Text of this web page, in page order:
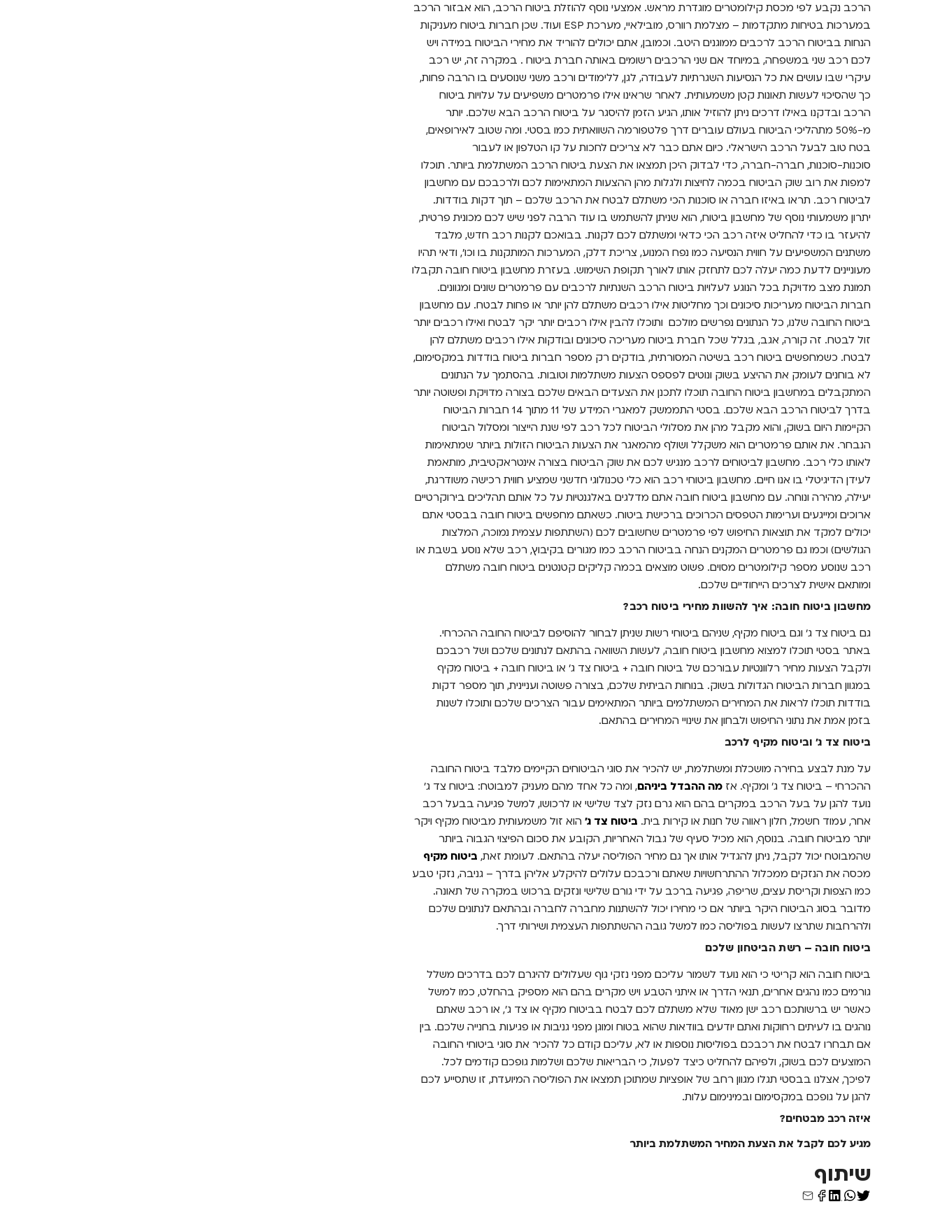
הרכב נקבע לפי מכסת קילומטרים מוגדרת מראש. אמצעי נוסף להוזלת ביטוח הרכב, הוא אבזור הרכב
במערכות בטיחות מתקדמות – מצלמת רוורס, מובילאיי, מערכת ESP ועוד. שכן חברות ביטוח מעניקות
הנחות בביטוח הרכב לרכבים ממוגנים היטב. וכמובן, אתם יכולים להוריד את מחירי הביטוח במידה ויש
לכם רכב שני במשפחה, במיוחד אם שני הרכבים רשומים באותה חברת ביטוח . במקרה זה, יש רכב
עיקרי שבו עושים את כל הנסיעות השגרתיות לעבודה, לגן, ללימודים ורכב משני שנוסעים בו הרבה פחות,
כך שהסיכוי לעשות תאונות קטן משמעותית. לאחר שראינו אילו פרמטרים משפיעים על עלויות ביטוח
הרכב ובדקנו באילו דרכים ניתן להוזיל אותו, הגיע הזמן להיסגר על ביטוח הרכב הבא שלכם. יותר
מ-50% מתהליכי הביטוח בעולם עוברים דרך פלטפורמה השוואתית כמו בסטי. ומה שטוב לאירופאים,
בטח טוב לבעל הרכב הישראלי. כיום אתם כבר לא צריכים לחכות על קו הטלפון או לעבור
סוכנות-סוכנות, חברה-חברה, כדי לבדוק היכן תמצאו את הצעת ביטוח הרכב המשתלמת ביותר. תוכלו
למפות את רוב שוק הביטוח בכמה לחיצות ולגלות מהן ההצעות המתאימות לכם ולרכבכם עם מחשבון
לביטוח רכב. תראו באיזו חברה או סוכנות הכי משתלם לבטח את הרכב שלכם – תוך דקות בודדות.
יתרון משמעותי נוסף של מחשבון ביטוח, הוא שניתן להשתמש בו עוד הרבה לפני שיש לכם מכונית פרטית,
להיעזר בו כדי להחליט איזה רכב הכי כדאי ומשתלם לכם לקנות. בבואכם לקנות רכב חדש, מלבד
משתנים המשפיעים על חווית הנסיעה כמו נפח המנוע, צריכת דלק, המערכות המותקנות בו וכו', ודאי תהיו
מעוניינים לדעת כמה יעלה לכם לתחזק אותו לאורך תקופת השימוש. בעזרת מחשבון ביטוח חובה תקבלו
תמונת מצב מדויקת בכל הנוגע לעלויות ביטוח הרכב השנתיות לרכבים עם פרמטרים שונים ומגוונים.
חברות הביטוח מעריכות סיכונים וכך מחליטות אילו רכבים משתלם להן יותר או פחות לבטח. עם מחשבון
ביטוח החובה שלנו, כל הנתונים נפרשים מולכם ותוכלו להבין אילו רכבים יותר יקר לבטח ואילו רכבים יותר
זול לבטח. זה קורה, אגב, בגלל שכל חברת ביטוח מעריכה סיכונים ובודקות אילו רכבים משתלם להן
לבטח. כשמחפשים ביטוח רכב בשיטה המסורתית, בודקים רק מספר חברות ביטוח בודדות במקסימום,
לא בוחנים לעומק את ההיצע בשוק ונוטים לפספס הצעות משתלמות וטובות. בהסתמך על הנתונים
המתקבלים במחשבון ביטוח החובה תוכלו לתכנן את הצעדים הבאים שלכם בצורה מדויקת ופשוטה יותר
בדרך לביטוח הרכב הבא שלכם. בסטי התממשק למאגרי המידע של 11 מתוך 14 חברות הביטוח
הקיימות היום בשוק, והוא מקבל מהן את מסלולי הביטוח לכל רכב לפי שנת הייצור ומסלול הביטוח
הנבחר. את אותם פרמטרים הוא משקלל ושולף מהמאגר את הצעות הביטוח הזולות ביותר שמתאימות
לאותו כלי רכב. מחשבון לביטוחים לרכב מנגיש לכם את שוק הביטוח בצורה אינטראקטיבית, מותאמת
לעידן הדיגיטלי בו אנו חיים. מחשבון ביטוחי רכב הוא כלי טכנולוגי חדשני שמציע חווית רכישה משודרגת,
יעילה, מהירה ונוחה. עם מחשבון ביטוח חובה אתם מדלגים באלגנטיות על כל אותם תהליכים בירוקרטיים
ארוכים ומייגעים וערימות הטפסים הכרוכים ברכישת ביטוח. כשאתם מחפשים ביטוח חובה בבסטי אתם
יכולים למקד את תוצאות החיפוש לפי פרמטרים שחשובים לכם (השתתפות עצמית נמוכה, המלצות
הגולשים) וכמו גם פרמטרים המקנים הנחה בביטוח הרכב כמו מגורים בקיבוץ, רכב שלא נוסע בשבת או
רכב שנוסע מספר קילומטרים מסוים. פשוט מוצאים בכמה קליקים קטנטנים ביטוח חובה משתלם
ומותאם אישית לצרכים הייחודיים שלכם.
מחשבון ביטוח חובה: איך להשוות מחירי ביטוח רכב?
גם ביטוח צד ג’ וגם ביטוח מקיף, שניהם ביטוחי רשות שניתן לבחור להוסיפם לביטוח החובה ההכרחי.
באתר בסטי תוכלו למצוא מחשבון ביטוח חובה, לעשות השוואה בהתאם לנתונים שלכם ושל רכבכם
ולקבל הצעות מחיר רלוונטיות עבורכם של ביטוח חובה + ביטוח צד ג’ או ביטוח חובה + ביטוח מקיף
במגוון חברות הביטוח הגדולות בשוק. בנוחות הביתית שלכם, בצורה פשוטה ועניינית, תוך מספר דקות
בודדות תוכלו לראות את המחירים המשתלמים ביותר המתאימים עבור הצרכים שלכם ותוכלו לשנות
בזמן אמת את נתוני החיפוש ולבחון את שינויי המחירים בהתאם.
ביטוח צד ג’ וביטוח מקיף לרכב
על מנת לבצע בחירה מושכלת ומשתלמת, יש להכיר את סוגי הביטוחים הקיימים מלבד ביטוח החובה
ההכרחי – ביטוח צד ג' ומקיף. אז מה ההבדל ביניהם, ומה כל אחד מהם מעניק למבוטח: ביטוח צד ג’
נועד להגן על בעל הרכב במקרים בהם הוא גרם נזק לצד שלישי או לרכושו, למשל פגיעה בבעל רכב
אחר, עמוד חשמל, חלון ראווה של חנות או קירות בית. ביטוח צד ג’ הוא זול משמעותית מביטוח מקיף ויקר
יותר מביטוח חובה. בנוסף, הוא מכיל סעיף של גבול האחריות, הקובע את סכום הפיצוי הגבוה ביותר
שהמבוטח יכול לקבל, ניתן להגדיל אותו אך גם מחיר הפוליסה יעלה בהתאם. לעומת זאת, ביטוח מקיף
מכסה את הנזקים ממכלול ההתרחשויות שאתם ורכבכם עלולים להיקלע אליהן בדרך – גניבה, נזקי טבע
כמו הצפות וקריסת עצים, שריפה, פגיעה ברכב על ידי גורם שלישי ונזקים ברכוש במקרה של תאונה.
מדובר בסוג הביטוח היקר ביותר אם כי מחירו יכול להשתנות מחברה לחברה ובהתאם לנתונים שלכם
ולהרחבות שתרצו לעשות בפוליסה כמו למשל גובה ההשתתפות העצמית ושירותי דרך.
ביטוח חובה – רשת הביטחון שלכם
ביטוח חובה הוא קריטי כי הוא נועד לשמור עליכם מפני נזקי גוף שעלולים להיגרם לכם בדרכים משלל
גורמים כמו נהגים אחרים, תנאי הדרך או איתני הטבע ויש מקרים בהם הוא מספיק בהחלט, כמו למשל
כאשר יש ברשותכם רכב ישן מאוד שלא משתלם לכם לבטח בביטוח מקיף או צד ג', או רכב שאתם
נוהגים בו לעיתים רחוקות ואתם יודעים בוודאות שהוא בטוח ומוגן מפני גניבות או פגיעות בחנייה שלכם. בין
אם תבחרו לבטח את רכבכם בפוליסות נוספות או לא, עליכם קודם כל להכיר את סוגי ביטוחי החובה
המוצעים לכם בשוק, ולפיהם להחליט כיצד לפעול, כי הבריאות שלכם ושלמות גופכם קודמים לכל.
לפיכך, אצלנו בבסטי תגלו מגוון רחב של אופציות שמתוכן תמצאו את הפוליסה המיועדת, זו שתסייע לכם
להגן על גופכם במקסימום ובמינימום עלות.
איזה רכב מבטחים?
מגיע לכם לקבל את הצעת המחיר המשתלמת ביותר
שיתוף